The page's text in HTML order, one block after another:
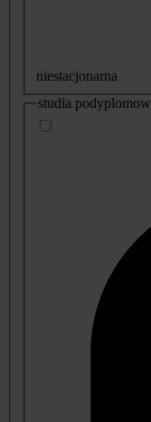
niestacjonarna
studia